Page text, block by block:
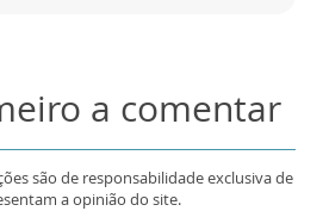
a comentar
são de responsabilidade exclusiva de
a opinião do site.